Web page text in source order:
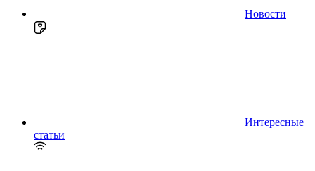
Новости
Интересные
статьи